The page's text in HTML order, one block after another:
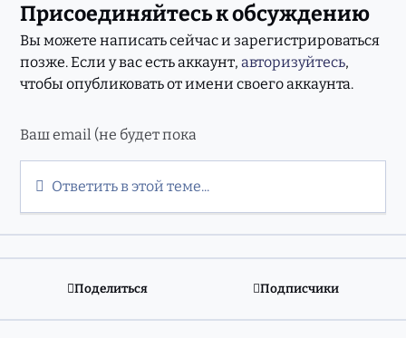
Присоединяйтесь к обсуждению
Вы можете написать сейчас и зарегистрироваться
позже. Если у вас есть аккаунт,авторизуйтесь,
чтобы опубликовать от имени своего аккаунта.
Ответить в этой теме...
Поделиться Подписчики